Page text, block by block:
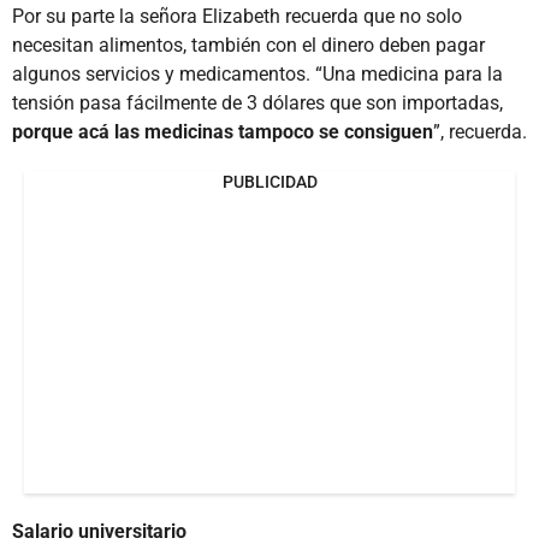
Por su parte la señora Elizabeth recuerda que no solo
necesitan alimentos, también con el dinero deben pagar
algunos servicios y medicamentos. “Una medicina para la
tensión pasa fácilmente de 3 dólares que son importadas,
porque acá las medicinas tampoco se consiguen”, recuerda.
PUBLICIDAD
Salario universitario